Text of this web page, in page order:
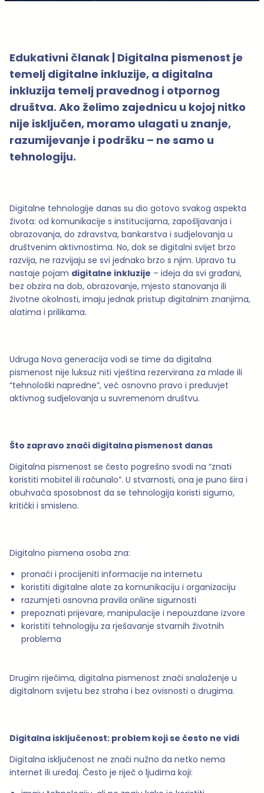
Edukativni članak | Digitalna pismenost je
temelj digitalne inkluzije, a digitalna
inkluzija temelj pravednog i otpornog
društva. Ako želimo zajednicu u kojoj nitko
nije isključen, moramo ulagati u znanje,
razumijevanje i podršku – ne samo u
tehnologiju.
Digitalne tehnologije danas su dio gotovo svakog aspekta
života: od komunikacije s institucijama, zapošljavanja i
obrazovanja, do zdravstva, bankarstva i sudjelovanja u
društvenim aktivnostima. No, dok se digitalni svijet brzo
razvija, ne razvijaju se svi jednako brzo s njim. Upravo tu
nastaje pojam digitalne inkluzije – ideja da svi građani,
bez obzira na dob, obrazovanje, mjesto stanovanja ili
životne okolnosti, imaju jednak pristup digitalnim znanjima,
alatima i prilikama.
Udruga Nova generacija vodi se time da digitalna
pismenost nije luksuz niti vještina rezervirana za mlade ili
“tehnološki napredne”, već osnovno pravo i preduvjet
aktivnog sudjelovanja u suvremenom društvu.
Što zapravo znači digitalna pismenost danas
Digitalna pismenost se često pogrešno svodi na “znati
koristiti mobitel ili računalo”. U stvarnosti, ona je puno šira i
obuhvaća sposobnost da se tehnologija koristi sigurno,
kritički i smisleno.
Digitalno pismena osoba zna:
pronaći i procijeniti informacije na internetu
koristiti digitalne alate za komunikaciju i organizaciju
razumjeti osnovna pravila online sigurnosti
prepoznati prijevare, manipulacije i nepouzdane izvore
koristiti tehnologiju za rješavanje stvarnih životnih
problema
Drugim riječima, digitalna pismenost znači snalaženje u
digitalnom svijetu bez straha i bez ovisnosti o drugima.
Digitalna isključenost: problem koji se često ne vidi
Digitalna isključenost ne znači nužno da netko nema
internet ili uređaj. Često je riječ o ljudima koji: